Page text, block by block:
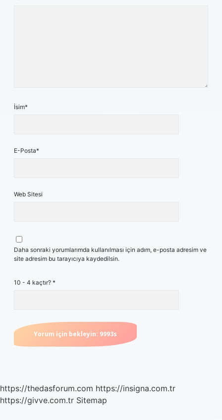
İsim*
E-Posta*
Web Sitesi
Daha sonraki yorumlarımda kullanılması için adım, e-posta adresim ve
site adresim bu tarayıcıya kaydedilsin.
10 - 4 kaçtır? *
https://thedasforum.com https://insigna.com.tr
https://givve.com.tr Sitemap